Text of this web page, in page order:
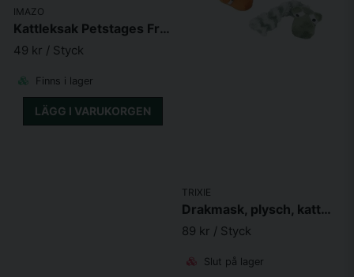
IMAZO
Kattleksak Petstages Fresh Breath Mint Stick
49 kr / Styck
Finns i lager
LÄGG I VARUKORGEN
TRIXIE
Drakmask, plysch, kattmynta
89 kr / Styck
Slut på lager